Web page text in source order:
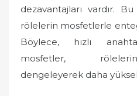
dezavantajları vardır.
rölelerin mosfetlerle
Böylece, hızlı
mosfetler,
dengeleyerek daha